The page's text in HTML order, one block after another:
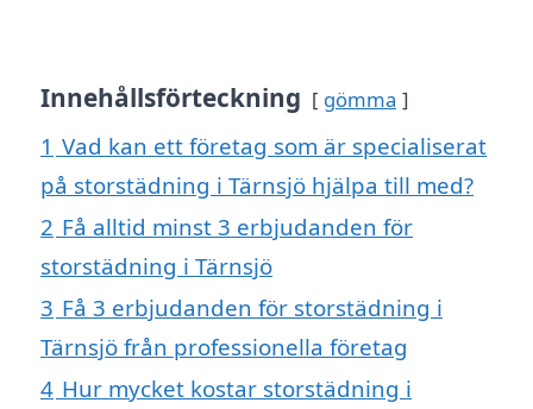
Innehållsförteckning gömma
1 Vad kan ett företag som är specialiserat
på storstädning i Tärnsjö hjälpa till med?
2 Få alltid minst 3 erbjudanden för
storstädning i Tärnsjö
3 Få 3 erbjudanden för storstädning i
Tärnsjö från professionella företag
4 Hur mycket kostar storstädning i